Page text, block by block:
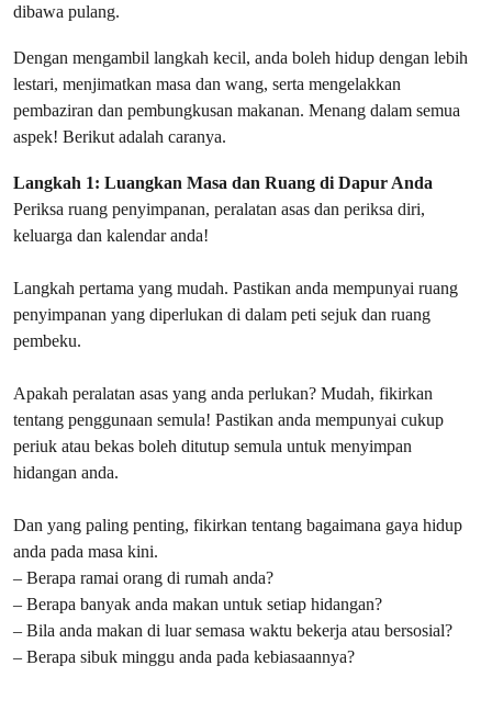
dibawa pulang.
Dengan mengambil langkah kecil, anda boleh hidup dengan lebih
lestari, menjimatkan masa dan wang, serta mengelakkan
pembaziran dan pembungkusan makanan. Menang dalam semua
aspek! Berikut adalah caranya.
Langkah 1: Luangkan Masa dan Ruang di Dapur Anda
Periksa ruang penyimpanan, peralatan asas dan periksa diri,
keluarga dan kalendar anda!
Langkah pertama yang mudah. Pastikan anda mempunyai ruang
penyimpanan yang diperlukan di dalam peti sejuk dan ruang
pembeku.
Apakah peralatan asas yang anda perlukan? Mudah, fikirkan
tentang penggunaan semula! Pastikan anda mempunyai cukup
periuk atau bekas boleh ditutup semula untuk menyimpan
hidangan anda.
Dan yang paling penting, fikirkan tentang bagaimana gaya hidup
anda pada masa kini.
– Berapa ramai orang di rumah anda?
– Berapa banyak anda makan untuk setiap hidangan?
– Bila anda makan di luar semasa waktu bekerja atau bersosial?
– Berapa sibuk minggu anda pada kebiasaannya?